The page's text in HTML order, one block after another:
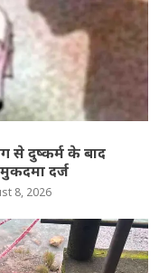
से दुष्कर्म के बाद
दर्ज
8, 2026